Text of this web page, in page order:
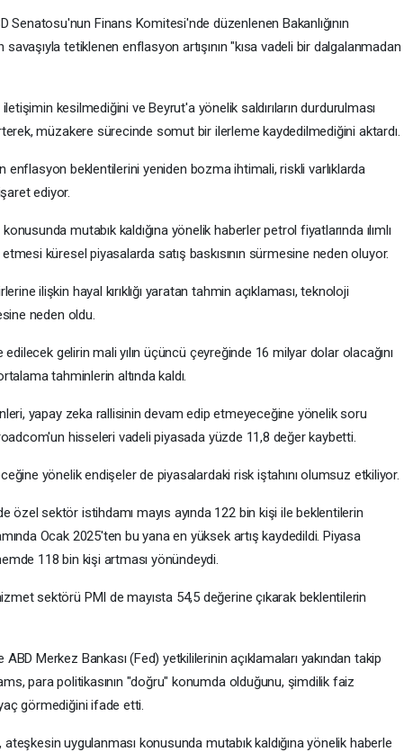
Senatosu'nun Finans Komitesi'nde düzenlenen Bakanlığının
tetiklenen enflasyon artışının "kısa vadeli bir dalgalanmadan
kesilmediğini ve Beyrut'a yönelik saldırıların durdurulması
müzakere sürecinde somut bir ilerleme kaydedilmediğini aktardı.
enflasyon beklentilerini yeniden bozma ihtimali, riskli varlıklarda
ediyor.
mutabık kaldığına yönelik haberler petrol fiyatlarında ılımlı
küresel piyasalarda satış baskısının sürmesine neden oluyor.
ilişkin hayal kırıklığı yaratan tahmin açıklaması, teknoloji
neden oldu.
gelirin mali yılın üçüncü çeyreğinde 16 milyar dolar olacağını
tahminlerin altında kaldı.
yapay zeka rallisinin devam edip etmeyeceğine yönelik soru
hisseleri vadeli piyasada yüzde 11,8 değer kaybetti.
yönelik endişeler de piyasalardaki risk iştahını olumsuz etkiliyor.
özel sektör istihdamı mayıs ayında 122 bin kişi ile beklentilerin
Ocak 2025'ten bu yana en yüksek artış kaydedildi. Piyasa
118 bin kişi artması yönündeydi.
sektörü PMI de mayısta 54,5 değerine çıkarak beklentilerin
Merkez Bankası (Fed) yetkililerinin açıklamaları yakından takip
para politikasının "doğru" konumda olduğunu, şimdilik faiz
görmediğini ifade etti.
uygulanması konusunda mutabık kaldığına yönelik haberle